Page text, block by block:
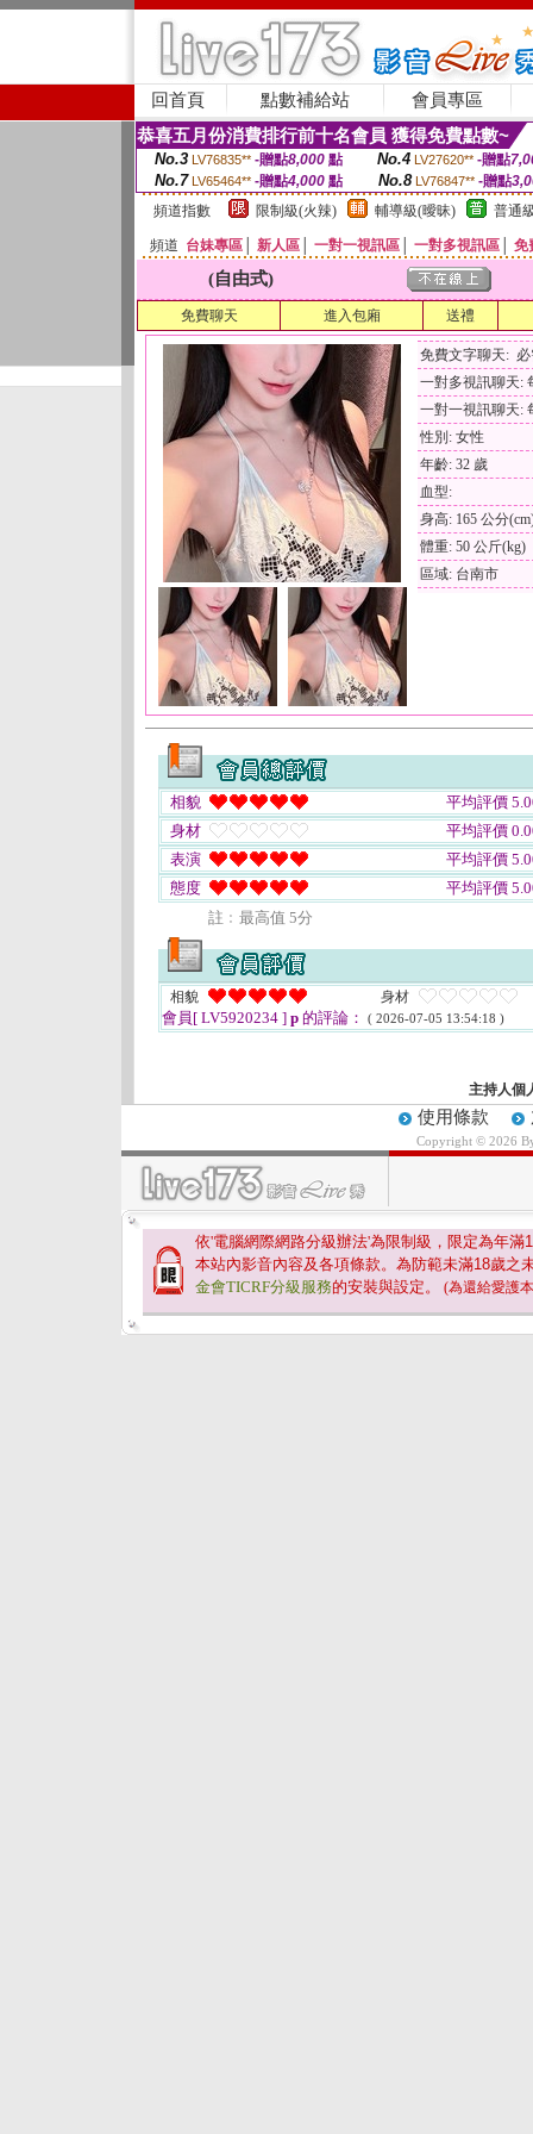
回首頁 點數補給站 會員專區
恭喜五月份消費排行前十名會員 獲得免費點數~
No.3 LV76835** -贈點8,000點 No.4 LV27620** -贈點
No.7 LV65464** -贈點4,000 點 No.8 LV76847** -贈點
頻道指數
限制級(火辣) 輔導級(曖昧) 普通
頻道 台妹專區 新人區 一對一視訊區 一對多視訊區 免
(自由式)
免費聊天 進入包廂 送禮
免費文字聊天:
一對多視訊聊天:
一對一視訊聊天:
性別: 女性
年齡: 32 歲
血型:
身高: 165 公分
體重: 50 公斤(kg)
區域: 台南市
相貌
平均評價
身材
平均評價
表演
平均評價
態度
平均評價
註﹕最高值 5分
相貌 身材
會員[ LV5920234 ] p 的評論： ( 2026-07-05 13:54:18 )
主持人個
使用條款
Copyright © 2026
依'電腦網際網路分級辦法'為限制級，限定為年滿
本站內影音內容及各項條款。為防範未滿18歲之
金會TICRF分級服務的安裝與設定。 (為還給愛護